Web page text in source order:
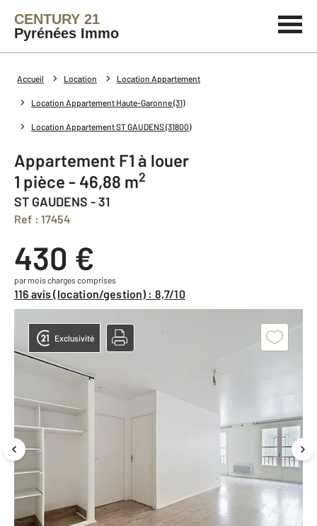
CENTURY 21
Pyrénées Immo
Accueil Location Location Appartement
Location Appartement Haute-Garonne (31)
Location Appartement ST GAUDENS (31800)
Appartement F1 à louer
1 pièce - 46,88 m2
ST GAUDENS - 31
Ref : 17454
430 €
par mois charges comprises
116 avis (location/gestion) : 8,7/10
Exclusivité